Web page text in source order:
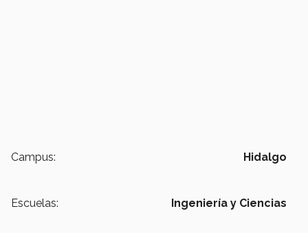
Campus: Hidalgo
Escuelas: Ingeniería y Ciencias